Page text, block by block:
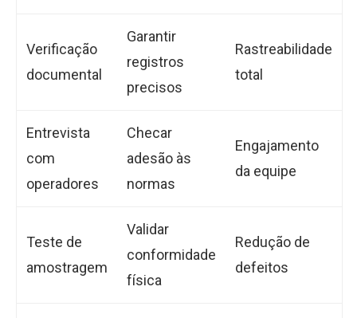
Verificação
documental
Garantir
registros
precisos
Rastreabilidade
total
Entrevista
com
operadores
Checar
adesão às
normas
Engajamento
da equipe
Teste de
amostragem
Validar
conformidade
física
Redução de
defeitos